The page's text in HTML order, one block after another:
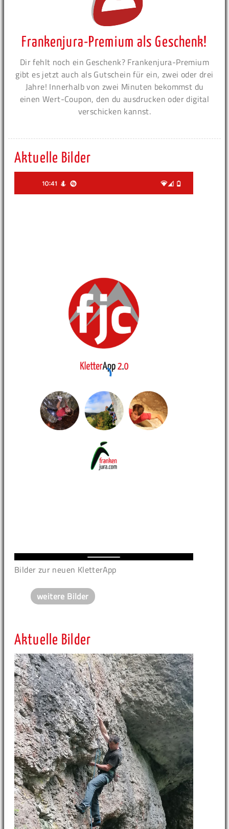
Frankenjura-Premium als Geschenk!
Dir fehlt noch ein Geschenk? Frankenjura-Premium
gibt es jetzt auch als Gutschein für ein, zwei oder drei
Jahre! Innerhalb von zwei Minuten bekommst du
einen Wert-Coupon, den du ausdrucken oder digital
verschicken kannst.
Aktuelle Bilder
Bilder zur neuen KletterApp
weitere Bilder
Aktuelle Bilder